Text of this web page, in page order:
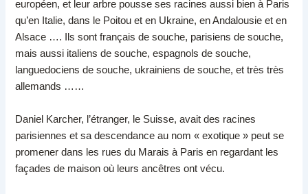
européen, et leur arbre pousse ses racines aussi bien à Paris
qu’en Italie, dans le Poitou et en Ukraine, en Andalousie et en
Alsace …. Ils sont français de souche, parisiens de souche,
mais aussi italiens de souche, espagnols de souche,
languedociens de souche, ukrainiens de souche, et très très
allemands ……
Daniel Karcher, l’étranger, le Suisse, avait des racines
parisiennes et sa descendance au nom « exotique » peut se
promener dans les rues du Marais à Paris en regardant les
façades de maison où leurs ancêtres ont vécu.